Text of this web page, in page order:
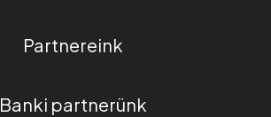
Partnereink
Banki partnerünk